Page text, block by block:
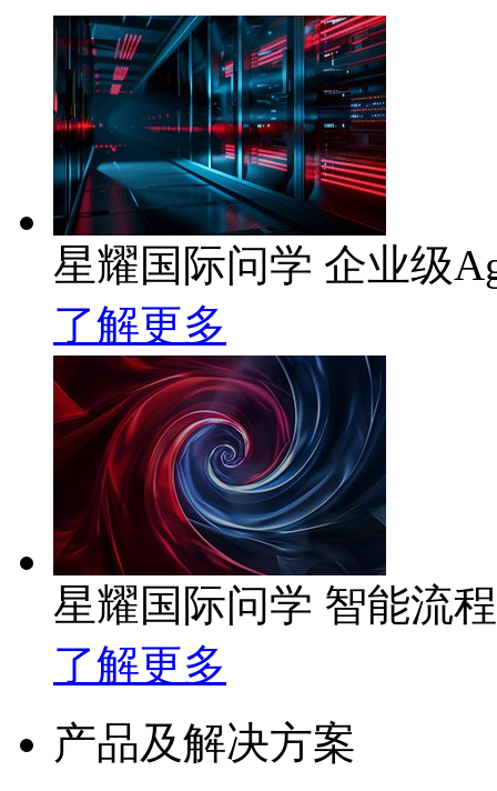
星耀国际问学 企业级
了解更多
星耀国际问学 智能流
了解更多
产品及解决方案